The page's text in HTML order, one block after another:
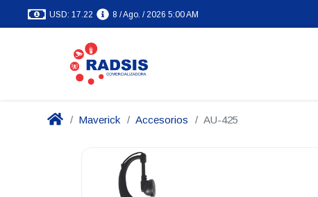
USD: 17.22 8 / Ago. / 2026 5:00 AM
Maverick Accesorios AU-425